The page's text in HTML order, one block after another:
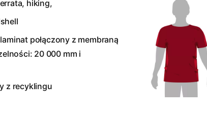
hiking,
połączony z membraną
20 000 mm i
z recyklingu